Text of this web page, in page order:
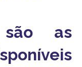
são as